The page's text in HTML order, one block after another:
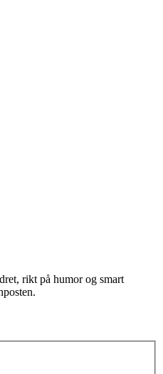
rikt på humor og smart